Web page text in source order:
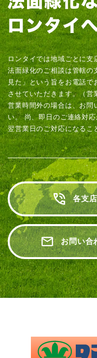
ロンタイでは地域ごとに支
法面緑化のご相談は管轄の
見た」という旨をお電話
させていただきます。（
営業時間外の場合は、お問
い。尚、即日のご連絡対
翌営業日のご対応になるこ
各支
お問い合